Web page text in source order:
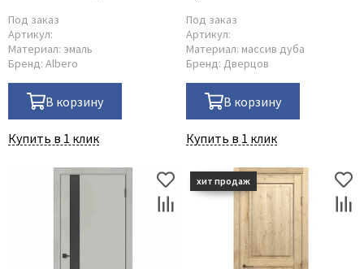
Под заказ
Артикул:
Материал: эмаль
Бренд: Albero
В корзину
Купить в 1 клик
Под заказ
Артикул:
Материал: массив дуба
Бренд: Дверцов
В корзину
Купить в 1 клик